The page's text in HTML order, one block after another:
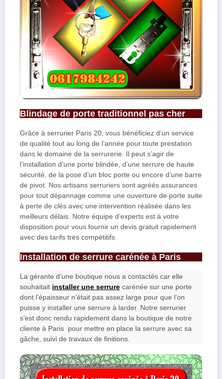
Blindage de porte traditionnel pas cher
Grâce à serrurier Paris 20, vous bénéficiez d’un service
de qualité tout au long de l’année pour toute prestation
dans le domaine de la serrurerie. Il peut s’agir de
l’installation d’une porte blindée, d’une serrure de haute
sécurité, de la pose d’un bloc porte ou encore d’une barre
de pivot. Nos artisans serruriers sont agréés assurances
pour tout dépannage comme une ouverture de porte suite
à perte de clés avec une intervention réalisée dans les
meilleurs délais.
Notre équipe d’experts est à votre
disposition pour vous fournir un devis gratuit rapidement
avec des tarifs très compétitifs.
Installation de serrure carénée à Paris
La gérante d’une boutique nous a contactés car elle
souhaitait installer une serrure carénée sur une porte
dont l’épaisseur n’était pas assez large pour que l’on
puisse y installer une serrure à larder. Notre serrurier
s’est donc rendu rapidement dans la boutique de notre
cliente à Paris pour mettre en place la serrure avec sa
gâche, suivi de travaux de finitions.